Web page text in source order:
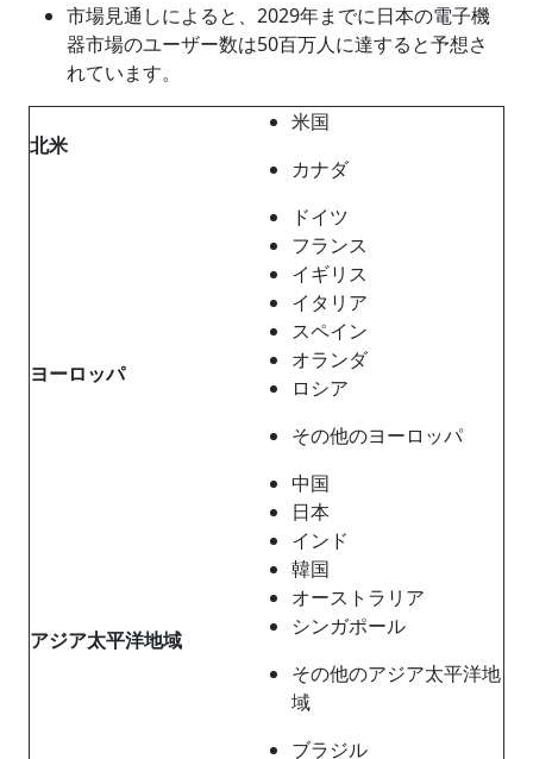
市場見通しによると、2029年までに日本の電子機
器市場のユーザー数は50百万人に達すると予想さ
れています。
北米
米国
カナダ
ヨーロッパ
ドイツ
フランス
イギリス
イタリア
スペイン
オランダ
ロシア
その他のヨーロッパ
アジア太平洋地域
中国
日本
インド
韓国
オーストラリア
シンガポール
その他のアジア太平洋地
域
ブラジル